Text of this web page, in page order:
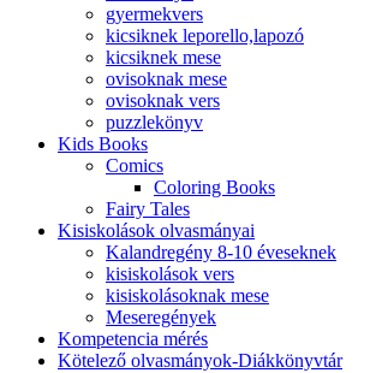
gyermekvers
kicsiknek leporello,lapozó
kicsiknek mese
ovisoknak mese
ovisoknak vers
puzzlekönyv
Kids Books
Comics
Coloring Books
Fairy Tales
Kisiskolások olvasmányai
Kalandregény 8-10 éveseknek
kisiskolások vers
kisiskolásoknak mese
Meseregények
Kompetencia mérés
Kötelező olvasmányok-Diákkönyvtár